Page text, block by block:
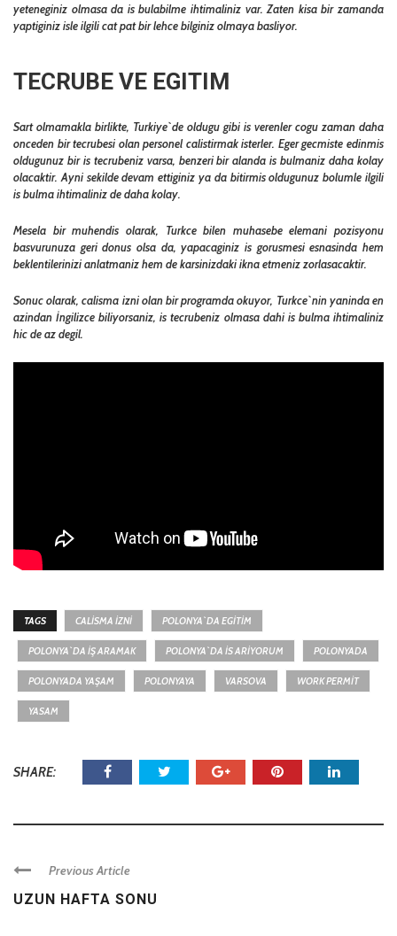
yeteneginiz olmasa da is bulabilme ihtimaliniz var. Zaten kisa bir zamanda
yaptiginiz isle ilgili cat pat bir lehce bilginiz olmaya basliyor.
TECRUBE VE EGITIM
Sart olmamakla birlikte, Turkiye`de oldugu gibi is verenler cogu zaman daha
onceden bir tecrubesi olan personel calistirmak isterler. Eger gecmiste edinmis
oldugunuz bir is tecrubeniz varsa, benzeri bir alanda is bulmaniz daha kolay
olacaktir. Ayni sekilde devam ettiginiz ya da bitirmis oldugunuz bolumle ilgili
is bulma ihtimaliniz de daha kolay.
Mesela bir muhendis olarak, Turkce bilen muhasebe elemani pozisyonu
basvurunuza geri donus olsa da, yapacaginiz is gorusmesi esnasinda hem
beklentilerinizi anlatmaniz hem de karsinizdaki ikna etmeniz zorlasacaktir.
Sonuc olarak, calisma izni olan bir programda okuyor, Turkce`nin yaninda en
azindan İngilizce biliyorsaniz, is tecrubeniz olmasa dahi is bulma ihtimaliniz
hic de az degil.
TAGS CALISMA IZNI POLONYA`DA EGITIM
POLONYA`DA İŞ ARAMAK POLONYA`DA IS ARIYORUM POLONYADA
POLONYADA YAŞAM POLONYAYA VARSOVA WORK PERMIT
YASAM
SHARE:
Previous Article
UZUN HAFTA SONU